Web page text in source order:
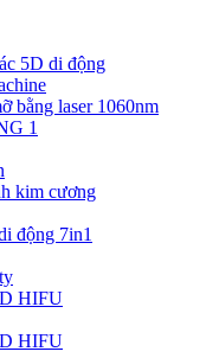
5D di động
bằng laser 1060nm
1
kim cương
động 7in1
HIFU
HIFU